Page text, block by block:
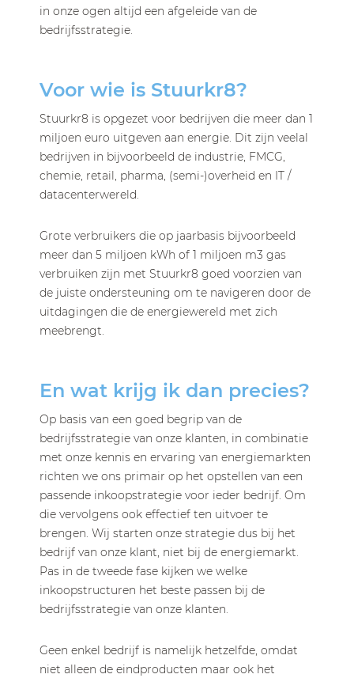
in onze ogen altijd een afgeleide van de
bedrijfsstrategie.
Voor wie is Stuurkr8?
Stuurkr8 is opgezet voor bedrijven die meer dan 1
miljoen euro uitgeven aan energie. Dit zijn veelal
bedrijven in bijvoorbeeld de industrie, FMCG,
chemie, retail, pharma, (semi-)overheid en IT /
datacenterwereld.
Grote verbruikers die op jaarbasis bijvoorbeeld
meer dan 5 miljoen kWh of 1 miljoen m3 gas
verbruiken zijn met Stuurkr8 goed voorzien van
de juiste ondersteuning om te navigeren door de
uitdagingen die de energiewereld met zich
meebrengt.
En wat krijg ik dan precies?
Op basis van een goed begrip van de
bedrijfsstrategie van onze klanten, in combinatie
met onze kennis en ervaring van energiemarkten
richten we ons primair op het opstellen van een
passende inkoopstrategie voor ieder bedrijf. Om
die vervolgens ook effectief ten uitvoer te
brengen. Wij starten onze strategie dus bij het
bedrijf van onze klant, niet bij de energiemarkt.
Pas in de tweede fase kijken we welke
inkoopstructuren het beste passen bij de
bedrijfsstrategie van onze klanten.
Geen enkel bedrijf is namelijk hetzelfde, omdat
niet alleen de eindproducten maar ook het